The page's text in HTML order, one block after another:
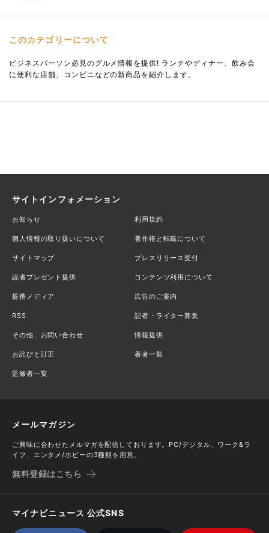
このカテゴリーについて
ビジネスパーソン必見のグルメ情報を提供! ランチやディナー、飲み会
に便利な店舗、コンビニなどの新商品を紹介します。
サイトインフォメーション
お知らせ 利用規約
個人情報の取り扱いについて 著作権と転載について
サイトマップ プレスリリース受付
読者プレゼント提供 コンテンツ利用について
提携メディア 広告のご案内
RSS 記者・ライター募集
その他、お問い合わせ 情報提供
お詫びと訂正 著者一覧
監修者一覧
メールマガジン
ご興味に合わせたメルマガを配信しております。PC/デジタル、ワーク&ラ
イフ、エンタメ/ホビーの3種類を用意。
無料登録はこちら
マイナビニュース 公式SNS